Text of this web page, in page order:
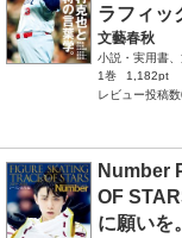
ラフィッ
文藝春秋
小説・実用書
1巻
1,182pt
レビュー投稿
Number
OF
に願い